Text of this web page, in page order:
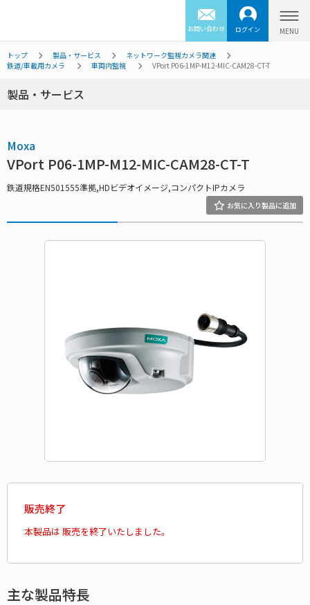
お問い合わせ ログイン
トップ 製品・サービス
ネットワーク監視カメラ関連
鉄道/車載用カメラ
車両内監視 VPort P06-1MP-M12-MIC-CAM28-CT-T
製品・サービス
Moxa
VPort P06-1MP-M12-MIC-CAM28-CT-T
鉄道規格EN501555準拠,HDビデオイメージ,コンパクトIPカメラ
販売終了
本製品は 販売を終了いたしました。
主な製品特長